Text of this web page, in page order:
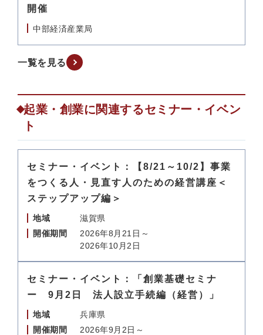
開催
中部経済産業局
一覧を見る
起業・創業に関連するセミナー・イベン
ト
セミナー・イベント：【8/21～10/2】事業
をつくる人・見直す人のための経営講座＜
ステップアップ編＞
地域
滋賀県
開催期間
2026年8月21日～
2026年10月2日
セミナー・イベント：「創業基礎セミナ
ー 9月2日 法人設立手続編（経営）」
地域
兵庫県
開催期間
2026年9月2日～